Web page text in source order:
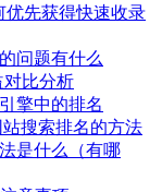
优先获得快速收录
问题有什么
对比分析
擎中的排名
搜索排名的方法
是什么（有哪